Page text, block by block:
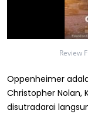
Review
Oppenheimer
Christopher Nolan,
disutradarai